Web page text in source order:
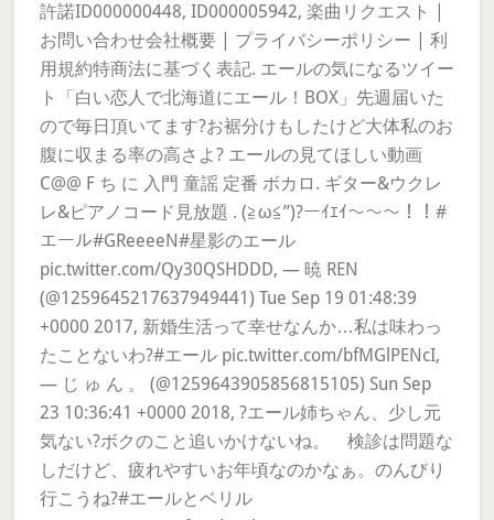
許諾ID000000448, ID000005942, 楽曲リクエスト |
お問い合わせ会社概要 | プライバシーポリシー | 利
用規約特商法に基づく表記. エールの気になるツイー
ト「白い恋人で北海道にエール！BOX」先週届いた
ので毎日頂いてます?お裾分けもしたけど大体私のお
腹に収まる率の高さよ? エールの見てほしい動画
C@@ F ち に 入門 童謡 定番 ボカロ. ギター&ウクレ
レ&ピアノコード見放題 . (≧ω≦”)?ーｲｴｲ～～～！！#
エール#GReeeeN#星影のエール
pic.twitter.com/Qy30QSHDDD, — 暁 REN
(@1259645217637949441) Tue Sep 19 01:48:39
+0000 2017, 新婚生活って幸せなんか…私は味わっ
たことないわ?#エール pic.twitter.com/bfMGlPENcI,
— じ ゅ ん 。 (@1259643905856815105) Sun Sep
23 10:36:41 +0000 2018, ?エール姉ちゃん、少し元
気ない?ボクのこと追いかけないね。 検診は問題な
しだけど、疲れやすいお年頃なのかなぁ。のんびり
行こうね?#エールとベリル